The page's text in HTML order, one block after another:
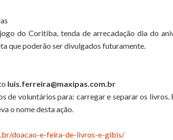
do Coritiba, tenda de arrecadação dia do
que poderão ser divulgados futuramente.
luis.ferreira@maxipas.com.br
de voluntários para: carregar e separar os livros.
o nome desta ação.
doacao-e-feira-de-livros-e-gibis/